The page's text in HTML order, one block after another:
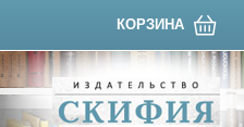
КОРЗИНА